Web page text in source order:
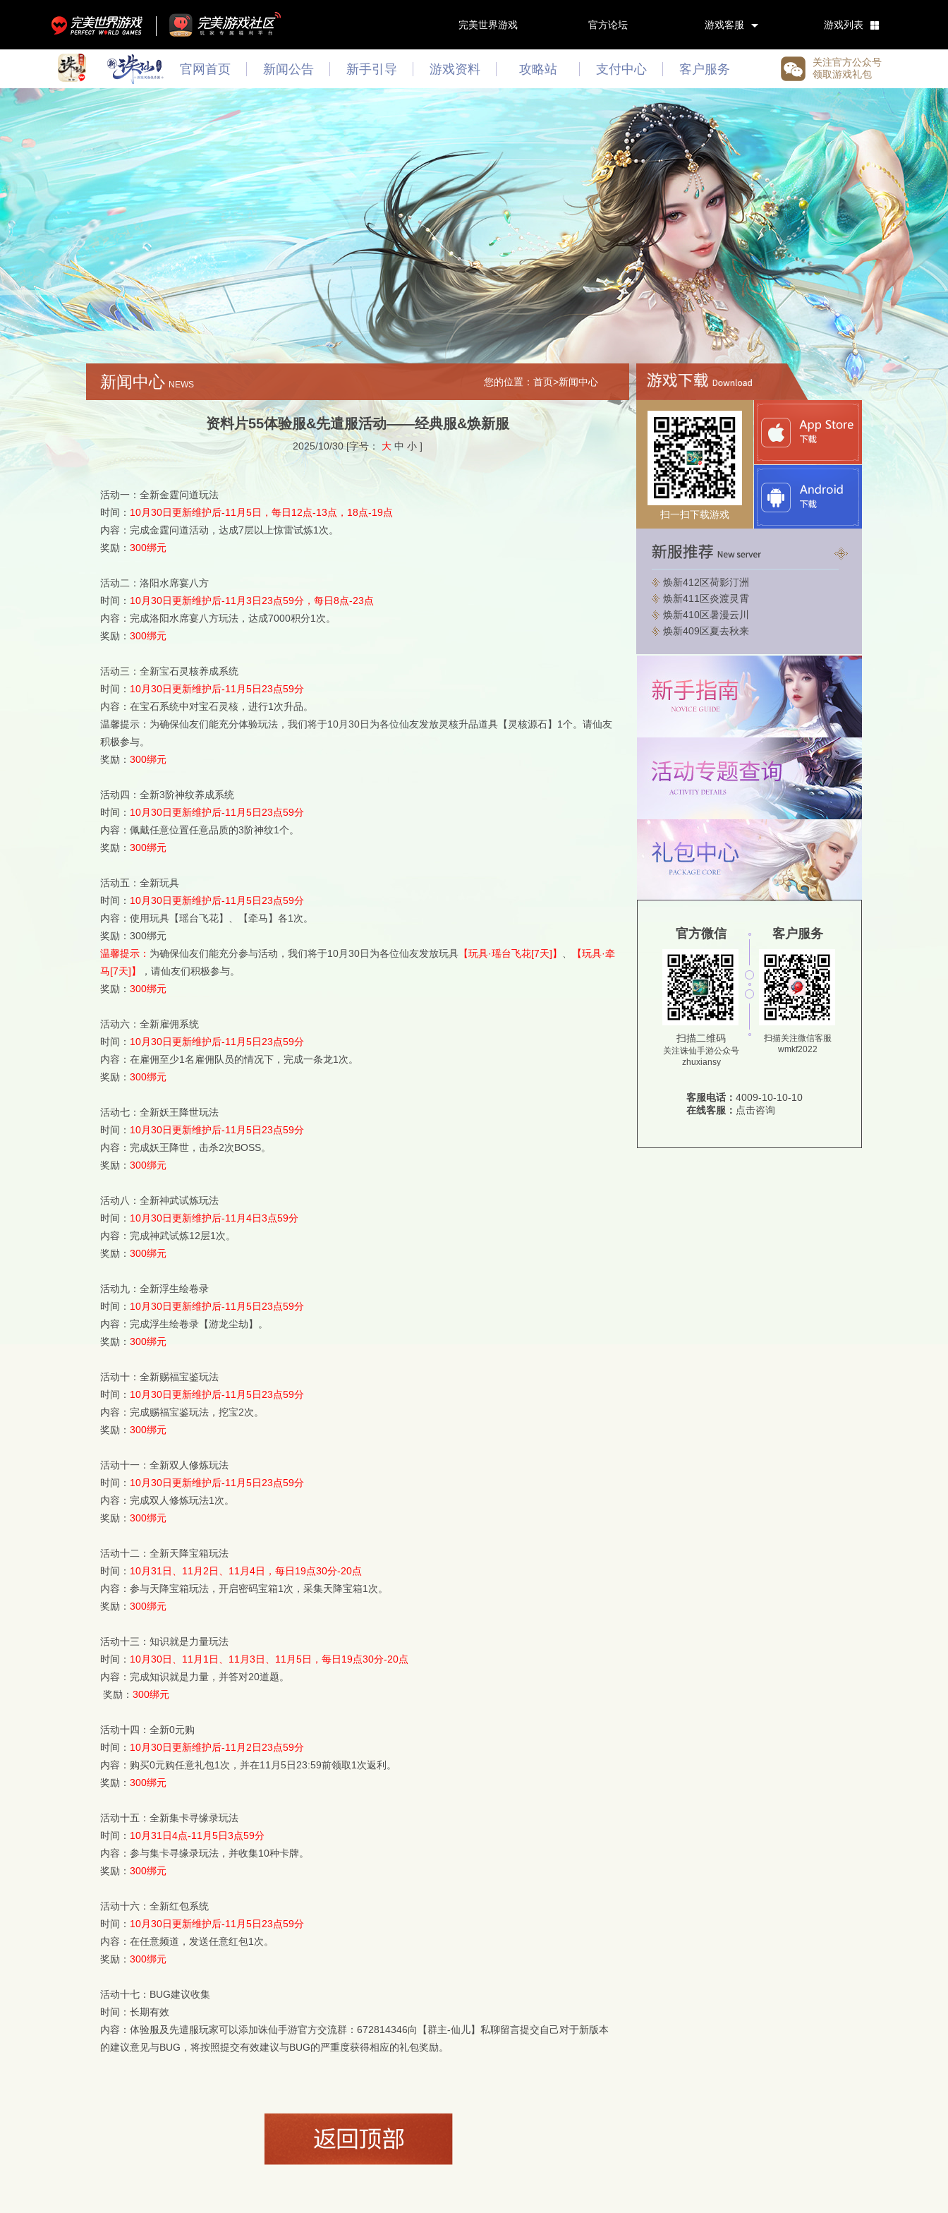
游戏列表
游戏客服
官方论坛
完美世界游戏
官网首页 新闻公告
最新
新闻
公告
活动
新手引导 游戏资料 攻略站
游戏资讯
攻略心得
最新活动
文曲答题
技能模拟器
阵灵模拟器
支付中心 客户服务
关注官方公众号
领取游戏礼包
新闻中心 NEWS 您的位置：首页>新闻中心
资料片55体验服&先遣服活动——经典服&焕新服
2025/10/30 [字号： 大 中 小 ]
活动一：全新金霆问道玩法
时间： 10月30日更新维护后-11月5日，每日12点-13点，18点-19点
内容：完成金霆问道活动，达成7层以上惊雷试炼1次。
奖励： 300绑元
活动二：洛阳水席宴八方
时间： 10月30日更新维护后-11月3日23点59分，每日8点-23点
内容：完成洛阳水席宴八方玩法，达成7000积分1次。
奖励： 300绑元
活动三：全新宝石灵核养成系统
时间： 10月30日更新维护后-11月5日23点59分
内容：在宝石系统中对宝石灵核，进行1次升品。
温馨提示：为确保仙友们能充分体验玩法，我们将于10月30日为各位仙友发放灵核升品道具【灵核源石】1个。请仙友
积极参与。
奖励： 300绑元
活动四：全新3阶神纹养成系统
时间： 10月30日更新维护后-11月5日23点59分
内容：佩戴任意位置任意品质的3阶神纹1个。
奖励： 300绑元
活动五：全新玩具
时间： 10月30日更新维护后-11月5日23点59分
内容：使用玩具【瑶台飞花】、【牵马】各1次。
奖励：300绑元
温馨提示： 为确保仙友们能充分参与活动，我们将于10月30日为各位仙友发放玩具 【玩具·瑶台飞花[7天]】
【玩具·牵
马[7天]】
，请仙友们积极参与。
奖励： 300绑元
活动六：全新雇佣系统
时间： 10月30日更新维护后-11月5日23点59分
内容：在雇佣至少1名雇佣队员的情况下，完成一条龙1次。
奖励： 300绑元
活动七：全新妖王降世玩法
时间： 10月30日更新维护后-11月5日23点59分
内容：完成妖王降世，击杀2次BOSS。
奖励： 300绑元
活动八：全新神武试炼玩法
时间： 10月30日更新维护后-11月4日3点59分
内容：完成神武试炼12层1次。
奖励： 300绑元
活动九：全新浮生绘卷录
时间： 10月30日更新维护后-11月5日23点59分
内容：完成浮生绘卷录【游龙尘劫】
。
奖励： 300绑元
活动十：全新赐福宝鉴玩法
时间： 10月30日更新维护后-11月5日23点59分
内容：完成赐福宝鉴玩法，挖宝2次。
奖励： 300绑元
活动十一：全新双人修炼玩法
时间： 10月30日更新维护后-11月5日23点59分
内容：完成双人修炼玩法1次。
奖励： 300绑元
活动十二：全新天降宝箱玩法
时间： 10月31日、11月2日、11月4日，每日19点30分-20点
内容：参与天降宝箱玩法，开启密码宝箱1次，采集天降宝箱1次。
奖励： 300绑元
活动十三：知识就是力量玩法
时间： 10月30日、11月1日、11月3日、11月5日，每日19点30分-20点
内容：完成知识就是力量，并答对20道题。
奖励： 300绑元
活动十四：全新0元购
时间： 10月30日更新维护后-11月2日23点59分
内容：购买0元购任意礼包1次，并在11月5日23:59前领取1次返利。
奖励： 300绑元
活动十五：全新集卡寻缘录玩法
时间： 10月31日4点-11月5日3点59分
内容：参与集卡寻缘录玩法，并收集10种卡牌。
奖励： 300绑元
活动十六：全新红包系统
时间： 10月30日更新维护后-11月5日23点59分
内容：在任意频道，发送任意红包1次。
奖励： 300绑元
活动十七：BUG建议收集
时间：长期有效
内容：体验服及先遣服玩家可以添加诛仙手游官方交流群：672814346向【群主-仙儿】私聊留言提交自己对于新版本
的建议意见与BUG，将按照提交有效建议与BUG的严重度获得相应的礼包奖励。
扫一扫下载游戏
焕新412区荷影汀洲
焕新411区炎渡灵霄
焕新410区暑漫云川
焕新409区夏去秋来
官方微信
扫描二维码
关注诛仙手游公众号
zhuxiansy
客户服务
扫描关注微信客服
wmkf2022
客服电话： 4009-10-10-10
在线客服： 点击咨询